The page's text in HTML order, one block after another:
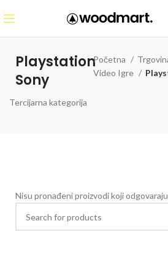
Playstation
Sony
Početna
Video Igre
Tercijarna kategorija
Nisu pronađeni proizvodi koji